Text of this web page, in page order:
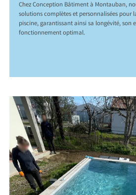
Chez Conception Bâtiment à Montauban,
solutions complètes et personnalisées pour
piscine, garantissant ainsi sa longévité, son
fonctionnement optimal.